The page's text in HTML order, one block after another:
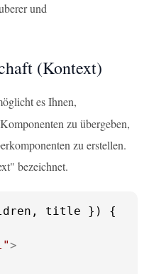
und
(Kontext)
es Ihnen,
zu übergeben,
zu erstellen.
bezeichnet.
title }
>